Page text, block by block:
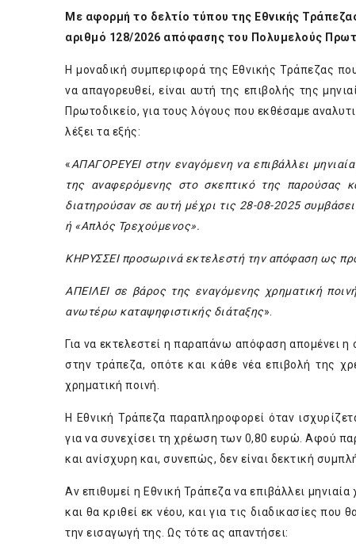
Με αφορμή το δελτίο τύπου της Εθνικής
αριθμό 128/2026 απόφασης του Πολυμελούς
Η μοναδική συμπεριφορά της Εθνικής Τράπεζας
να απαγορευθεί, είναι αυτή της επιβολής της
Πρωτοδικείο, για τους λόγους που εκθέσαμε
λέξει τα εξής:
«ΑΠΑΓΟΡΕΥΕΙ στην εναγόμενη να επιβάλλει
της αναφερόμενης στο σκεπτικό της παρούσας
διατηρούσαν σε αυτή μέχρι τις 28-08-2025
ή «Απλός Τρεχούμενος».
ΚΗΡΥΣΣΕΙ προσωρινά εκτελεστή την απόφαση ως
ΑΠΕΙΛΕΙ σε βάρος της εναγόμενης χρηματική
ανωτέρω καταψηφιστικής διάταξης».
Για να εκτελεστεί η παραπάνω απόφαση απομένει
στην τράπεζα, οπότε και κάθε νέα επιβολή της
χρηματική ποινή.
Η Εθνική Τράπεζα παραπληροφορεί όταν
για να συνεχίσει τη χρέωση των 0,80 ευρώ. Αφού
και ανίσχυρη και, συνεπώς, δεν είναι δεκτική
Αν επιθυμεί η Εθνική Τράπεζα να επιβάλλει
και θα κριθεί εκ νέου, και για τις διαδικασίες
την εισαγωγή της. Ως τότε ας απαντήσει: